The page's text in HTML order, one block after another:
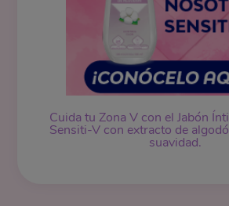
Cuida tu Zona V con el Jabón
Sensiti-V con extracto de
suavidad.